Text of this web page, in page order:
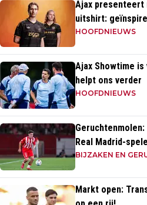
Ajax presenteert
uitshirt:
momenten uit
HOOFDNIEUWS
Ajax Showtime
helpt ons verder
HOOFDNIEUWS
Real Madrid-
División'
BIJZAKEN EN
Markt open: